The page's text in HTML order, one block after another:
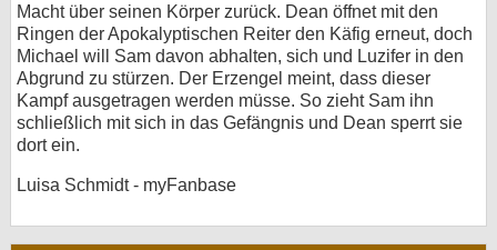
Macht über seinen Körper zurück. Dean öffnet mit den
Ringen der Apokalyptischen Reiter den Käfig erneut, doch
Michael will Sam davon abhalten, sich und Luzifer in den
Abgrund zu stürzen. Der Erzengel meint, dass dieser
Kampf ausgetragen werden müsse. So zieht Sam ihn
schließlich mit sich in das Gefängnis und Dean sperrt sie
dort ein.
Luisa Schmidt - myFanbase